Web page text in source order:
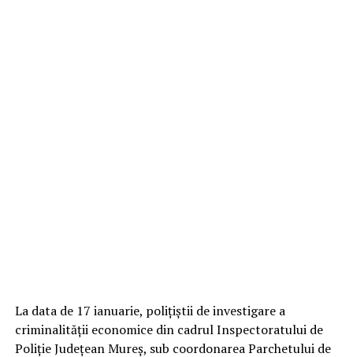
La data de 17 ianuarie, polițiștii de investigare a
criminalității economice din cadrul Inspectoratului de
Poliție Județean Mureș, sub coordonarea Parchetului de